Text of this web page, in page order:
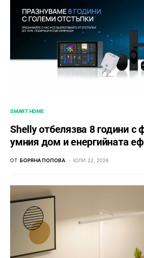
SMART HOME
Shelly отбелязва 8 години с
умния дом и енергийната
ОТ БОРЯНА ПОПОВА ЮЛИ 22, 2026